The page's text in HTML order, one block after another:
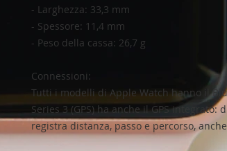
- Larghezza: 33,3 mm
- Spessore: 11,4 mm
- Peso della cassa: 26,7 g
Connessioni:
Tutti i modelli di Apple Watch hanno il
Series 3 (GPS) ha anche il GPS
registra distanza, passo e percorso,